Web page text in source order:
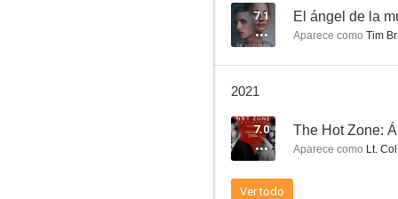
7.1
7.1 El ángel de la
Aparece como Tim
2021
7.0 The Hot Zone:
Aparece como Lt.
Ver todo